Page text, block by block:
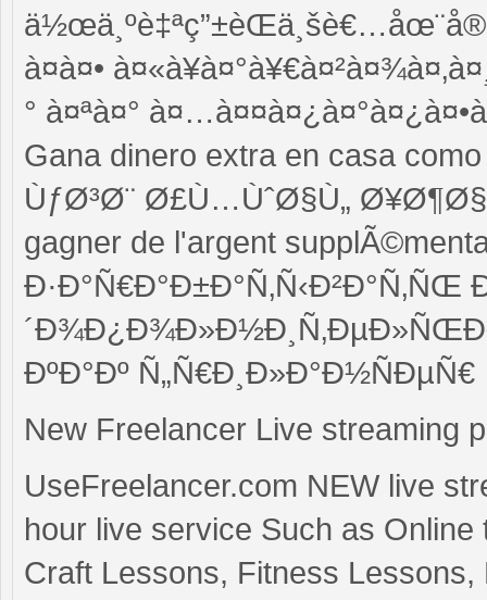
à¤à¤•
° à¤ªà¤°
Gana dinero extra en casa como
ÙƒØ³Ø¨ Ø£Ù…ÙˆØ§Ù„
gagner de l'argent
Ð·Ð°Ñ€Ð°Ð±Ð°Ñ‚Ñ‹Ð²Ð°Ñ‚ÑŒ
ÐºÐ°Ðº Ñ„Ñ€Ð¸Ð»Ð°Ð½ÑÐµÑ€
New Freelancer Live streaming
UseFreelancer.com NEW live
hour live service Such as
Craft Lessons, Fitness